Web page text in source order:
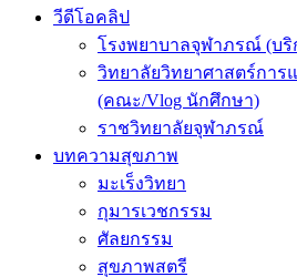
วีดีโอคลิป
โรงพยาบาลจุฬาภรณ์ (บ
วิทยาลัยวิทยาศาสตร์กา
(คณะ/Vlog นักศึกษา)
ราชวิทยาลัยจุฬาภรณ์
บทความสุขภาพ
มะเร็งวิทยา
กุมารเวชกรรม
ศัลยกรรม
สุขภาพสตรี